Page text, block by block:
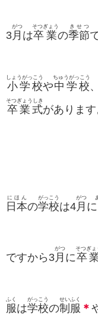
3月
がつ
は卒業
そつぎょう
の季節
きせつ
小学校
しょうがっこう
や中学校
ちゅうがっこう
、
卒業式
そつぎょうしき
があります
日本
にほん
の学校
がっこう
は4月
がつ
に
ですから3月
がつ
に卒
そつぎょ
服
ふく
は学校
がっこう
の制服
せいふく
＊